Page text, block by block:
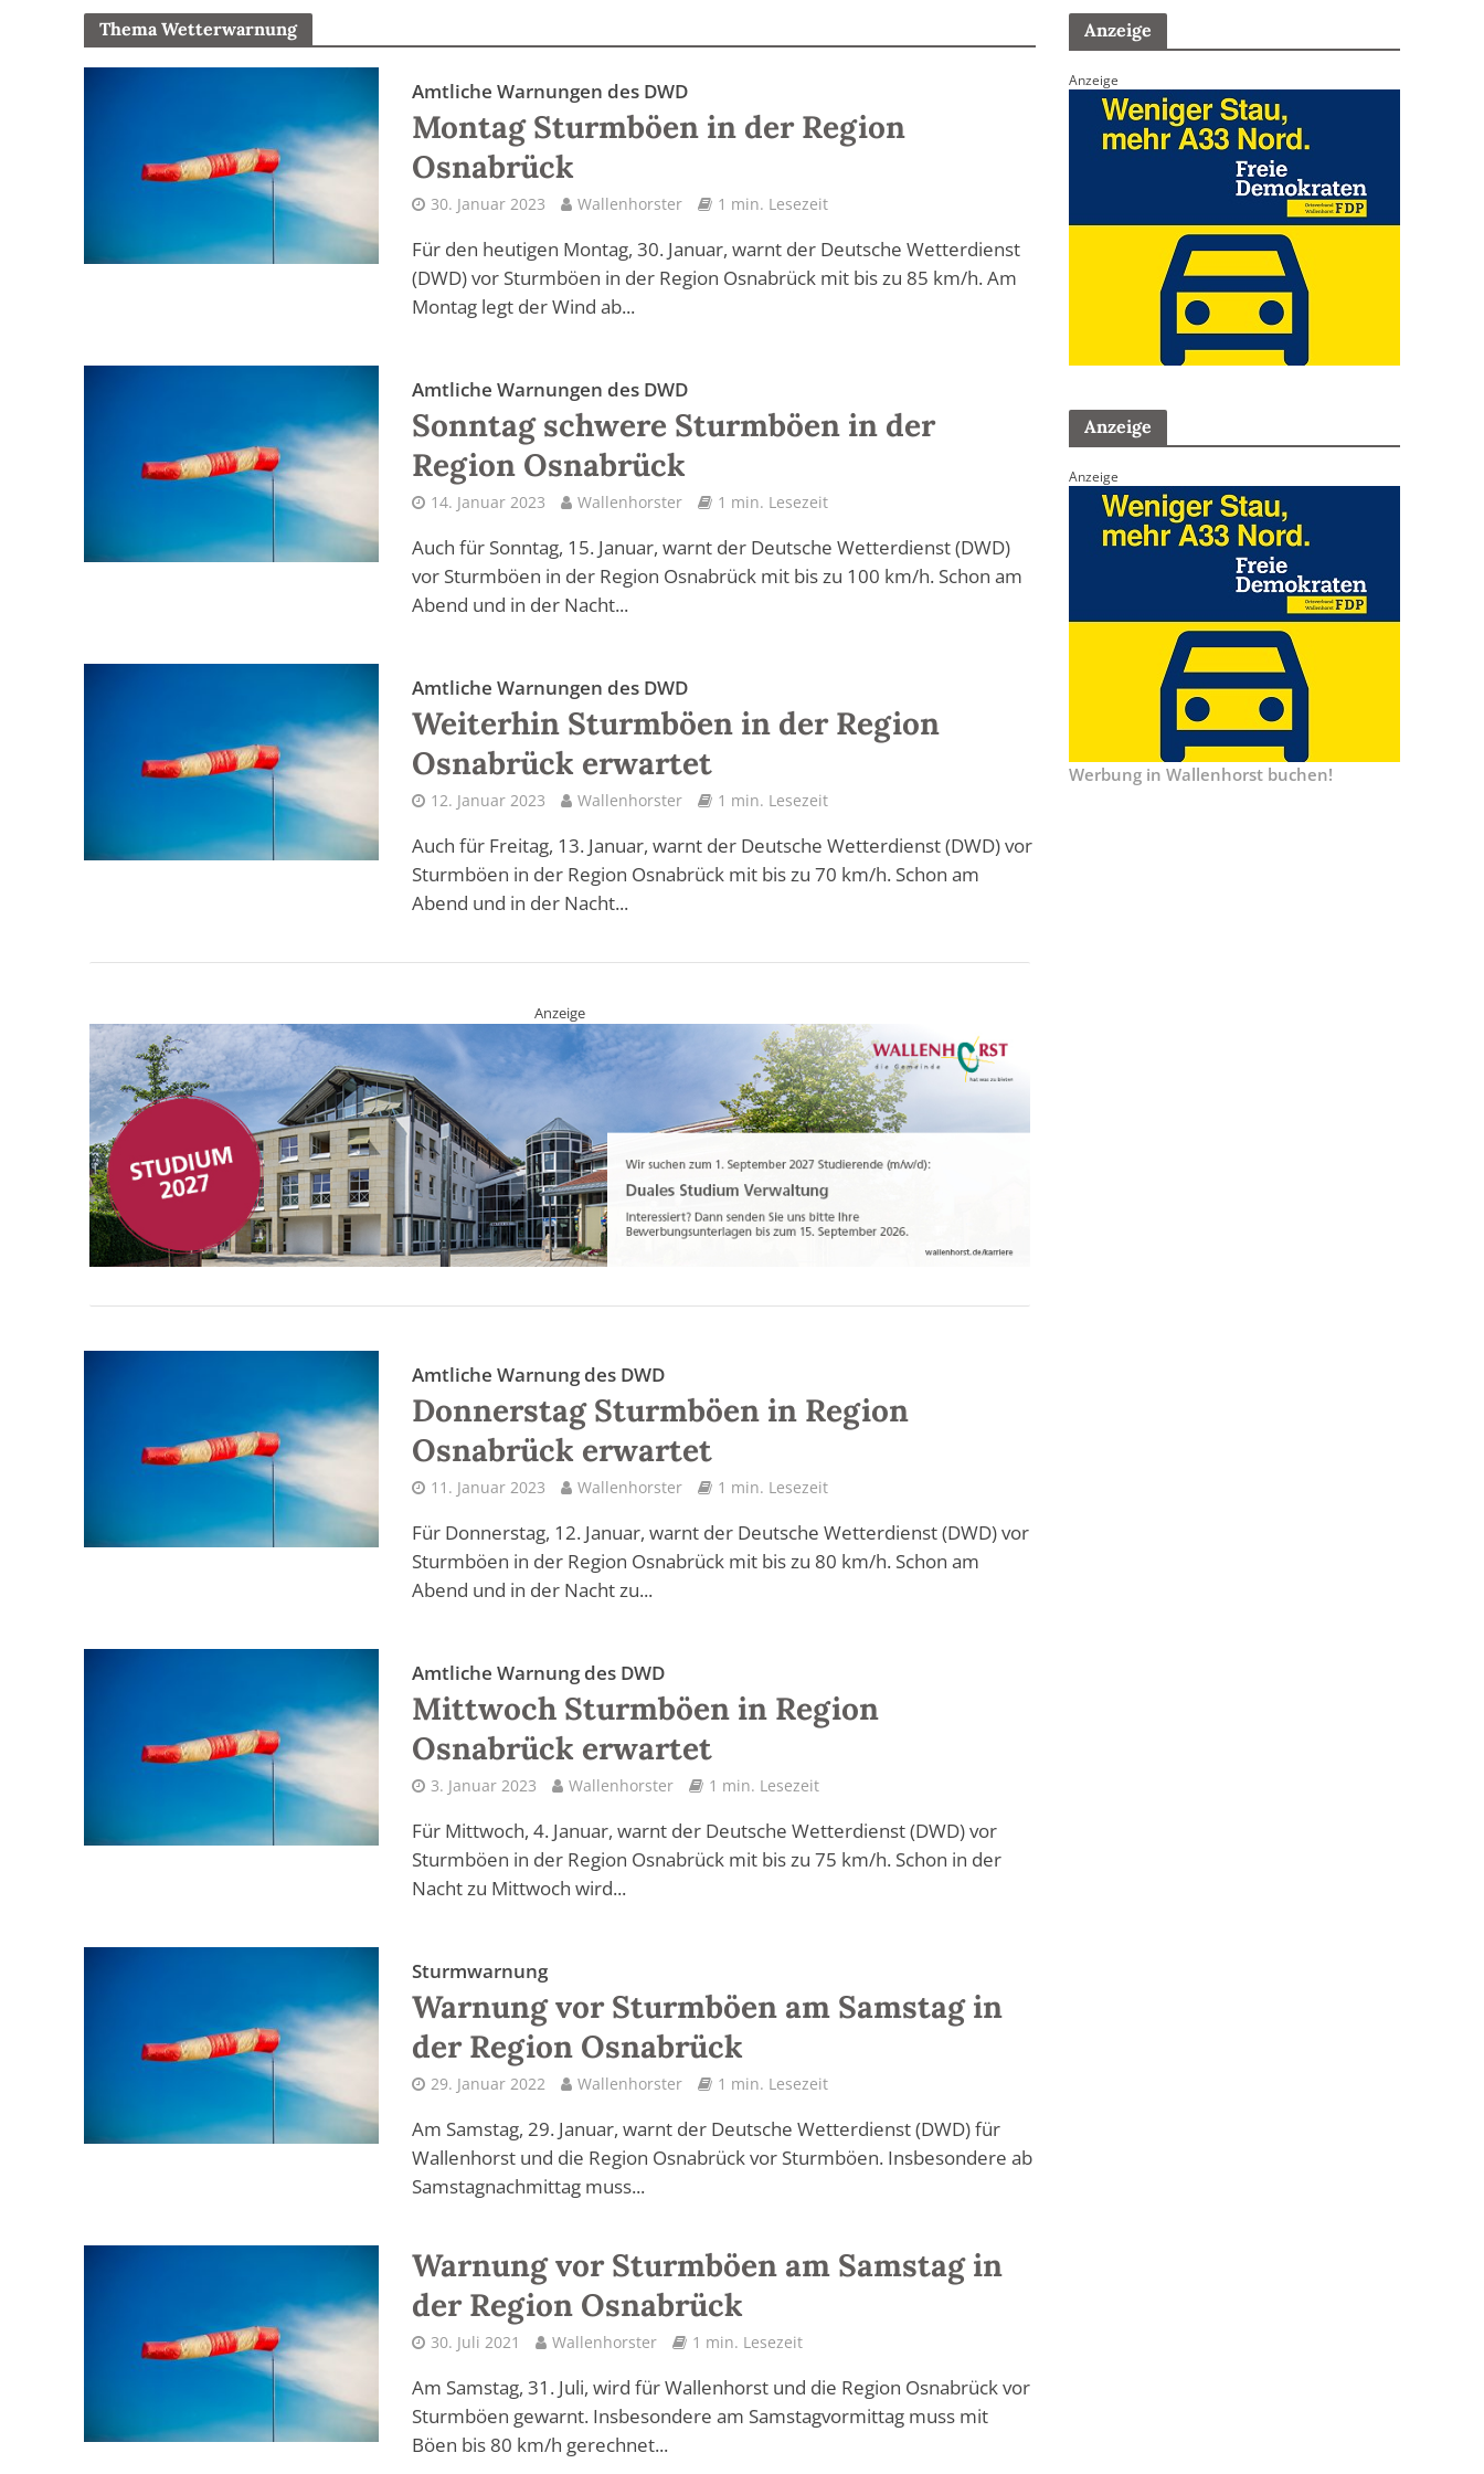
Thema Wetterwarnung
Amtliche Warnungen des DWD
Montag Sturmböen in der Region
Osnabrück
30. Januar 2023 Wallenhorster 1 min. Lesezeit
Für den heutigen Montag, 30. Januar, warnt der Deutsche Wetterdienst
(DWD) vor Sturmböen in der Region Osnabrück mit bis zu 85 km/h. Am
Montag legt der Wind ab...
Amtliche Warnungen des DWD
Sonntag schwere Sturmböen in der
Region Osnabrück
14. Januar 2023 Wallenhorster 1 min. Lesezeit
Auch für Sonntag, 15. Januar, warnt der Deutsche Wetterdienst (DWD)
vor Sturmböen in der Region Osnabrück mit bis zu 100 km/h. Schon am
Abend und in der Nacht...
Amtliche Warnungen des DWD
Weiterhin Sturmböen in der Region
Osnabrück erwartet
12. Januar 2023 Wallenhorster 1 min. Lesezeit
Auch für Freitag, 13. Januar, warnt der Deutsche Wetterdienst (DWD) vor
Sturmböen in der Region Osnabrück mit bis zu 70 km/h. Schon am
Abend und in der Nacht...
Anzeige
Amtliche Warnung des DWD
Donnerstag Sturmböen in Region
Osnabrück erwartet
11. Januar 2023 Wallenhorster 1 min. Lesezeit
Für Donnerstag, 12. Januar, warnt der Deutsche Wetterdienst (DWD) vor
Sturmböen in der Region Osnabrück mit bis zu 80 km/h. Schon am
Abend und in der Nacht zu...
Amtliche Warnung des DWD
Mittwoch Sturmböen in Region
Osnabrück erwartet
3. Januar 2023 Wallenhorster 1 min. Lesezeit
Für Mittwoch, 4. Januar, warnt der Deutsche Wetterdienst (DWD) vor
Sturmböen in der Region Osnabrück mit bis zu 75 km/h. Schon in der
Nacht zu Mittwoch wird...
Sturmwarnung
Warnung vor Sturmböen am Samstag in
der Region Osnabrück
29. Januar 2022 Wallenhorster 1 min. Lesezeit
Am Samstag, 29. Januar, warnt der Deutsche Wetterdienst (DWD) für
Wallenhorst und die Region Osnabrück vor Sturmböen. Insbesondere ab
Samstagnachmittag muss...
Warnung vor Sturmböen am Samstag in
der Region Osnabrück
30. Juli 2021 Wallenhorster 1 min. Lesezeit
Am Samstag, 31. Juli, wird für Wallenhorst und die Region Osnabrück vor
Sturmböen gewarnt. Insbesondere am Samstagvormittag muss mit
Böen bis 80 km/h gerechnet...
Anzeige
Anzeige
Anzeige
Anzeige
Werbung in Wallenhorst buchen!